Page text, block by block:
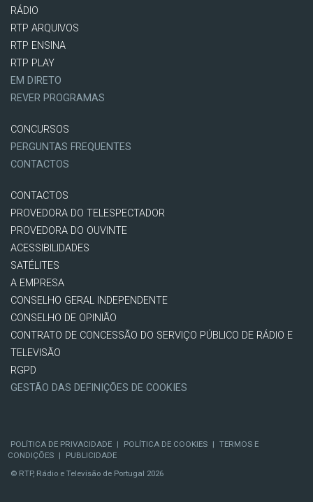
RÁDIO
RTP ARQUIVOS
RTP ENSINA
RTP PLAY
EM DIRETO
REVER PROGRAMAS
CONCURSOS
PERGUNTAS FREQUENTES
CONTACTOS
CONTACTOS
PROVEDORA DO TELESPECTADOR
PROVEDORA DO OUVINTE
ACESSIBILIDADES
SATÉLITES
A EMPRESA
CONSELHO GERAL INDEPENDENTE
CONSELHO DE OPINIÃO
CONTRATO DE CONCESSÃO DO SERVIÇO PÚBLICO DE RÁDIO E
TELEVISÃO
RGPD
GESTÃO DAS DEFINIÇÕES DE COOKIES
POLÍTICA DE PRIVACIDADE | POLÍTICA DE COOKIES | TERMOS E
CONDIÇÕES |
PUBLICIDADE
© RTP, Rádio e Televisão de Portugal 2026